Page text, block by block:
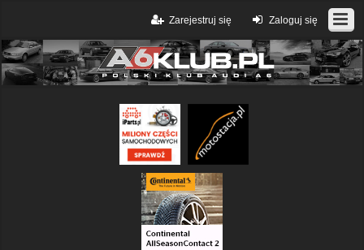
Zaloguj się
Zarejestruj się